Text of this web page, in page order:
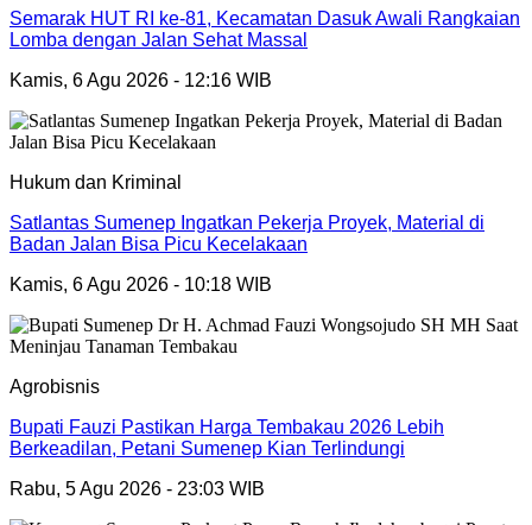
Semarak HUT RI ke-81, Kecamatan Dasuk Awali Rangkaian
Lomba dengan Jalan Sehat Massal
Kamis, 6 Agu 2026 - 12:16 WIB
Hukum dan Kriminal
Satlantas Sumenep Ingatkan Pekerja Proyek, Material di
Badan Jalan Bisa Picu Kecelakaan
Kamis, 6 Agu 2026 - 10:18 WIB
Agrobisnis
Bupati Fauzi Pastikan Harga Tembakau 2026 Lebih
Berkeadilan, Petani Sumenep Kian Terlindungi
Rabu, 5 Agu 2026 - 23:03 WIB